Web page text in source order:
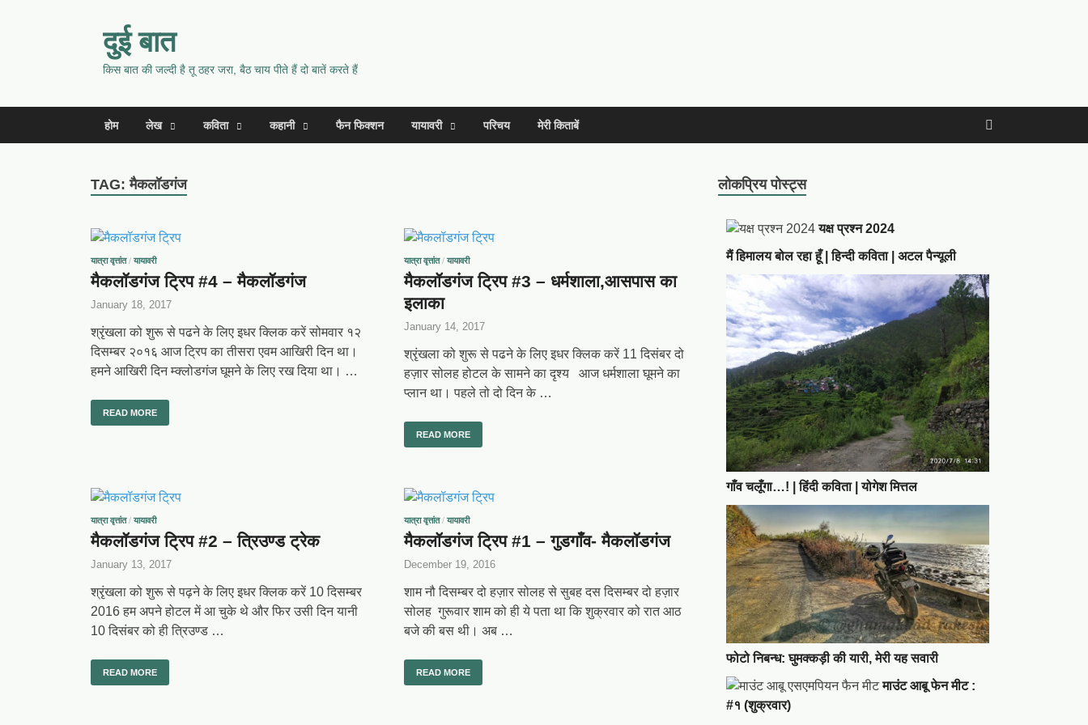
दुई बात
किस बात की जल्दी है तू ठहर जरा, बैठ चाय पीते हैं दो बातें करते हैं
होम लेख कविता कहानी फैन फिक्शन यायावरी परिचय मेरी किताबें
TAG:मैकलॉडगंज
यात्रा वृत्तांत/ यायावरी
मैकलॉडगंज ट्रिप #4 – मैकलॉडगंज
January 18, 2017
श्रृंखला को शुरू से पढने के लिए इधर क्लिक करें सोमवार १२
दिसम्बर २०१६ आज ट्रिप का तीसरा एवम आखिरी दिन था।
हमने आखिरी दिन म्क्लोडगंज घूमने के लिए रख दिया था। …
READ MORE
यात्रा वृत्तांत/ यायावरी
मैकलॉडगंज ट्रिप #3 – धर्मशाला,आसपास का
इलाका
January 14, 2017
श्रृंखला को शुरू से पढने के लिए इधर क्लिक करें 11 दिसंबर दो
हज़ार सोलह होटल के सामने का दृश्य आज धर्मशाला घूमने का
प्लान था। पहले तो दो दिन के …
READ MORE
यात्रा वृत्तांत/ यायावरी
मैकलॉडगंज ट्रिप #2 – त्रिउण्ड ट्रेक
January 13, 2017
श्रृंखला को शुरू से पढ़ने के लिए इधर क्लिक करें 10 दिसम्बर
2016 हम अपने होटल में आ चुके थे और फिर उसी दिन यानी
10 दिसंबर को ही त्रिउण्ड …
READ MORE
यात्रा वृत्तांत/ यायावरी
मैकलॉडगंज ट्रिप #1 – गुडगाँव- मैकलॉडगंज
December 19, 2016
शाम नौ दिसम्बर दो हज़ार सोलह से सुबह दस दिसम्बर दो हज़ार
सोलह गुरूवार शाम को ही ये पता था कि शुक्रवार को रात आठ
बजे की बस थी। अब …
READ MORE
लोकप्रिय पोस्ट्स
यक्ष प्रश्न 2024
मैं हिमालय बोल रहा हूँ | हिन्दी कविता | अटल पैन्यूली
गाँव चलूँगा…! | हिंदी कविता | योगेश मित्तल
फोटो निबन्ध: घुमक्कड़ी की यारी, मेरी यह सवारी
माउंट आबू फेन मीट :
#१ (शुक्रवार)